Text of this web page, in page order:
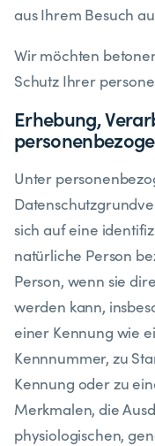
aus Ihrem Besuch
​Wir möchten
Schutz Ihrer
​Erhebung,
​Unter
sich auf eine
natürliche Person
Person, wenn sie
werden kann,
einer Kennung wie
Kennnummer, zu
Kennung oder zu
Merkmalen, die
physiologischen,